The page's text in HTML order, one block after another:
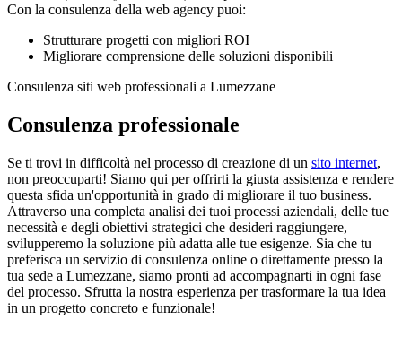
Con la consulenza della web agency puoi:
Strutturare progetti con migliori ROI
Migliorare comprensione delle soluzioni disponibili
Consulenza siti web professionali a Lumezzane
Consulenza professionale
Se ti trovi in difficoltà nel processo di creazione di un sito internet,
non preoccuparti! Siamo qui per offrirti la giusta assistenza e rendere
questa sfida un'opportunità in grado di migliorare il tuo business.
Attraverso una completa analisi dei tuoi processi aziendali, delle tue
necessità e degli obiettivi strategici che desideri raggiungere,
svilupperemo la soluzione più adatta alle tue esigenze. Sia che tu
preferisca un servizio di consulenza online o direttamente presso la
tua sede a Lumezzane, siamo pronti ad accompagnarti in ogni fase
del processo. Sfrutta la nostra esperienza per trasformare la tua idea
in un progetto concreto e funzionale!